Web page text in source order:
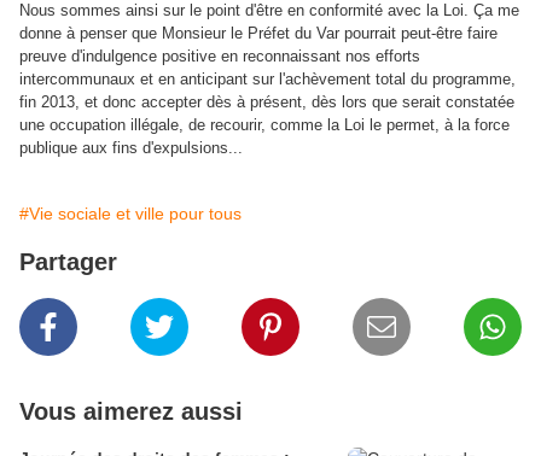
Nous sommes ainsi sur le point d'être en conformité avec la Loi. Ça me
donne à penser que Monsieur le Préfet du Var pourrait peut-être faire
preuve d'indulgence positive en reconnaissant nos efforts
intercommunaux et en anticipant sur l'achèvement total du programme,
fin 2013, et donc accepter dès à présent, dès lors que serait constatée
une occupation illégale, de recourir, comme la Loi le permet, à la force
publique aux fins d'expulsions...
#Vie sociale et ville pour tous
Partager
Vous aimerez aussi